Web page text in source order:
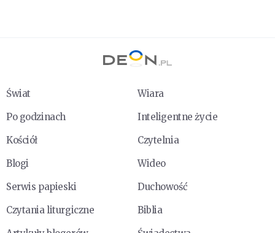
Świat
Wiara
Po godzinach
Inteligentne życie
Kościół
Czytelnia
Blogi
Wideo
Serwis papieski
Duchowość
Czytania liturgiczne
Biblia